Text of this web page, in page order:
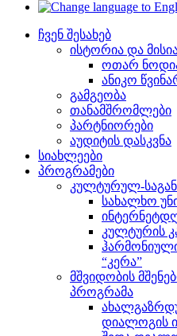
ჩვენ შესახებ
ისტორია და
ოთარ
ანიკო
გამგეობა
თანამშრომლები
პარტნიორები
აუდიტის დასკვნა
სიახლეები
პროგრამები
კულტურულ-
სახალხო
კულტურის
“კერა”
მშვიდობის
პროგრამა
დიალოგის